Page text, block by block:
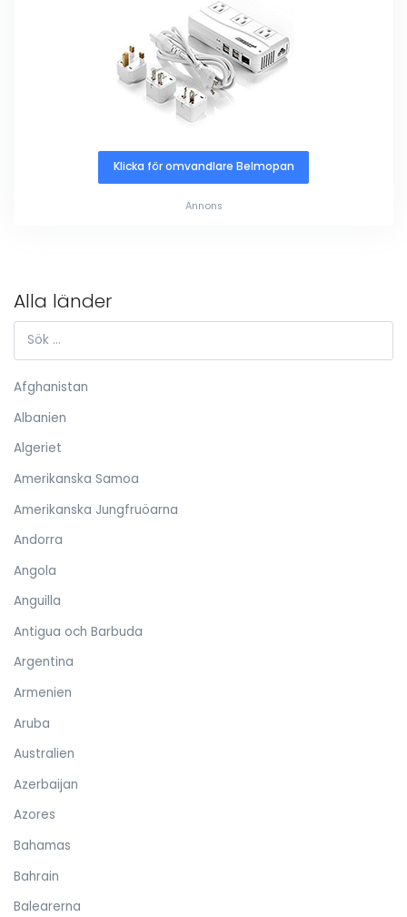
Klicka för omvandlare Belmopan
Annons
Alla länder
Afghanistan
Albanien
Algeriet
Amerikanska Samoa
Amerikanska Jungfruöarna
Andorra
Angola
Anguilla
Antigua och Barbuda
Argentina
Armenien
Aruba
Australien
Azerbaijan
Azores
Bahamas
Bahrain
Balearerna